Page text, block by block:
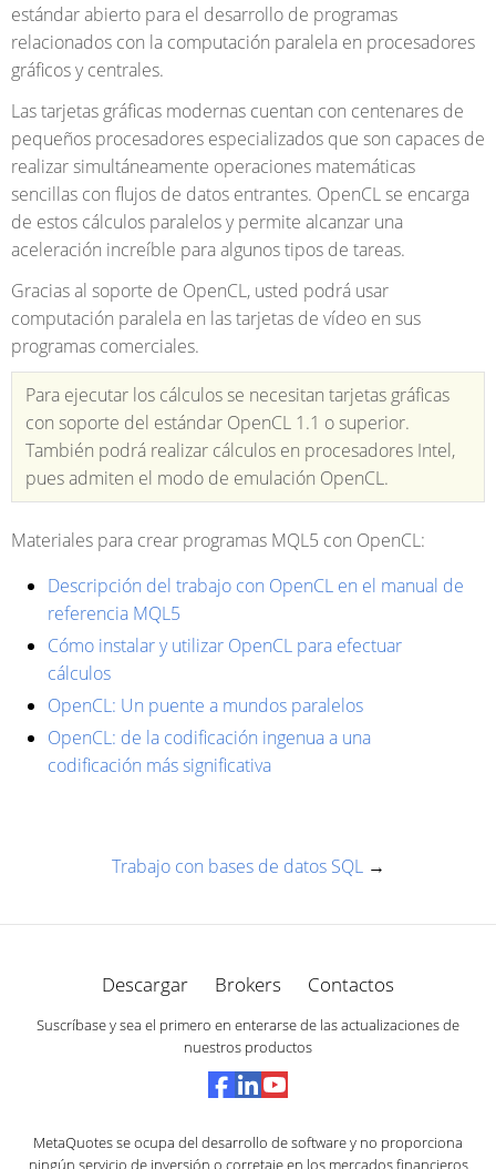
estándar abierto para el desarrollo de programas
relacionados con la computación paralela en procesadores
gráficos y centrales.
Las tarjetas gráficas modernas cuentan con centenares de
pequeños procesadores especializados que son capaces de
realizar simultáneamente operaciones matemáticas
sencillas con flujos de datos entrantes. OpenCL se encarga
de estos cálculos paralelos y permite alcanzar una
aceleración increíble para algunos tipos de tareas.
Gracias al soporte de OpenCL, usted podrá usar
computación paralela en las tarjetas de vídeo en sus
programas comerciales.
Para ejecutar los cálculos se necesitan tarjetas gráficas
con soporte del estándar OpenCL 1.1 o superior.
También podrá realizar cálculos en procesadores Intel,
pues admiten el modo de emulación OpenCL.
Materiales para crear programas MQL5 con OpenCL:
Descripción del trabajo con OpenCL en el manual de
referencia MQL5
Cómo instalar y utilizar OpenCL para efectuar
cálculos
OpenCL: Un puente a mundos paralelos
OpenCL: de la codificación ingenua a una
codificación más significativa
Trabajo con bases de datos SQL →
Descargar Brokers Contactos
Suscríbase y sea el primero en enterarse de las actualizaciones de
nuestros productos
MetaQuotes se ocupa del desarrollo de software y no proporciona
ningún servicio de inversión o corretaje en los mercados financieros